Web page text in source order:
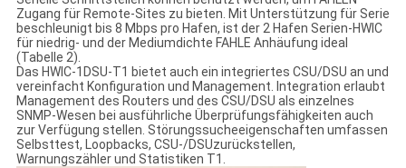
Zugang für Remote-Sites zu bieten. Mit Unterstützung für Serie
beschleunigt bis 8 Mbps pro Hafen, ist der 2 Hafen Serien-HWIC
für niedrig- und der Mediumdichte FAHLE Anhäufung ideal
(Tabelle 2).
Das HWIC-1DSU-T1 bietet auch ein integriertes CSU/DSU an und
vereinfacht Konfiguration und Management. Integration erlaubt
Management des Routers und des CSU/DSU als einzelnes
SNMP-Wesen bei ausführliche Überprüfungsfähigkeiten auch
zur Verfügung stellen. Störungssucheeigenschaften umfassen
Selbsttest, Loopbacks, CSU-/DSUzurückstellen,
Warnungszähler und Statistiken T1.